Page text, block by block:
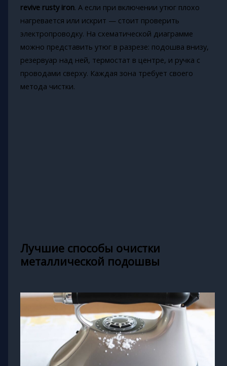
revive rusty iron. А если при включении утюг плохо
нагревается или искрит — стоит проверить
электропроводку. На схематической диаграмме
можно представить утюг в разрезе: подошва внизу,
резервуар над ней, термостат в центре, и ручка с
проводами сверху. Каждая зона требует своего
метода чистки.
Лучшие способы очистки
металлической подошвы